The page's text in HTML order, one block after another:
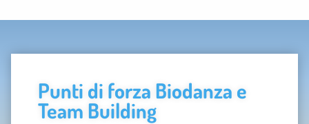
Punti di forza Biodanza e
Team Building